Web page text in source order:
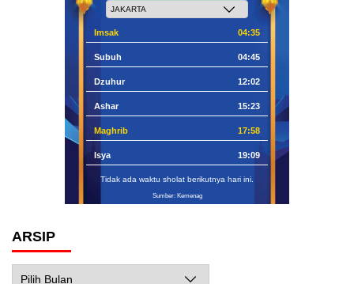
Imsak 04:35
Subuh 04:45
Dzuhur 12:02
Ashar 15:23
Maghrib 17:58
Isya 19:09
Tidak ada waktu sholat berikutnya hari ini.
Sumber: Kemenag
ARSIP